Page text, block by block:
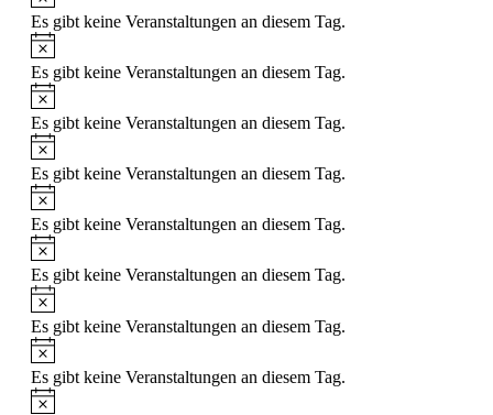
Es gibt keine Veranstaltungen an diesem Tag.
Hinweis
Es gibt keine Veranstaltungen an diesem Tag.
Hinweis
Es gibt keine Veranstaltungen an diesem Tag.
Hinweis
Es gibt keine Veranstaltungen an diesem Tag.
Hinweis
Es gibt keine Veranstaltungen an diesem Tag.
Hinweis
Es gibt keine Veranstaltungen an diesem Tag.
Hinweis
Es gibt keine Veranstaltungen an diesem Tag.
Hinweis
Es gibt keine Veranstaltungen an diesem Tag.
Hinweis